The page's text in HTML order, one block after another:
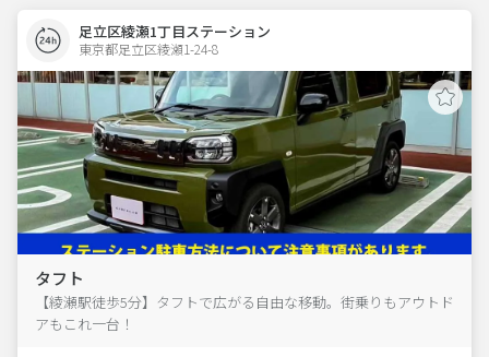
足立区綾瀬1丁目ステーション
東京都足立区綾瀬1-24-8
タフト
【綾瀬駅徒歩5分】タフトで広がる自由な移動。街乗りもアウトド
アもこれ一台！